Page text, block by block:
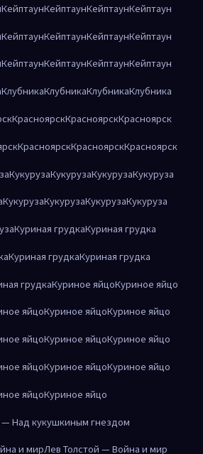
КейптаунКейптаунКейптаунКейптаун
КейптаунКейптаунКейптаунКейптаун
КейптаунКейптаунКейптаунКейптаун
КлубникаКлубникаКлубникаКлубника
КрасноярскКрасноярскКрасноярск
КрасноярскКрасноярскКрасноярск
КукурузаКукурузаКукурузаКукуруза
КукурузаКукурузаКукурузаКукуруза
Куриная грудкаКуриная грудка
Куриная грудкаКуриная грудка
грудкаКуриное яйцоКуриное яйцо
яйцоКуриное яйцоКуриное яйцо
яйцоКуриное яйцоКуриное яйцо
яйцоКуриное яйцоКуриное яйцо
яйцоКуриное яйцо
— Над кукушкиным гнездом
и мирЛев Толстой — Война и мир